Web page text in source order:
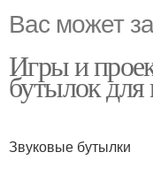
Вас может
Игры и
бутылок
Звуковые бутылки